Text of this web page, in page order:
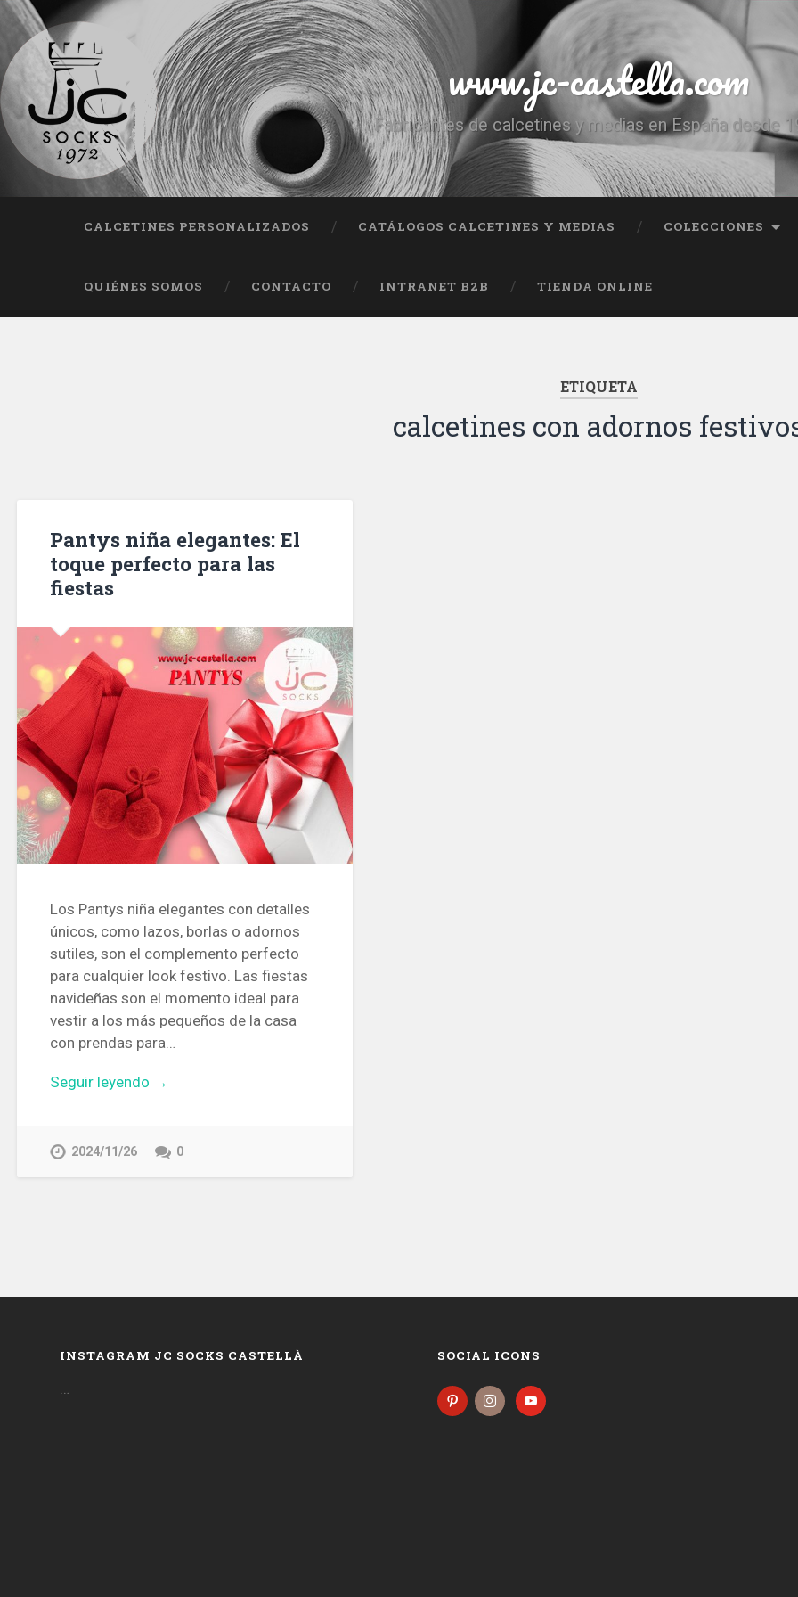
www.jc-castella.com
Fabricantes de calcetines y medias en España desde
CALCETINES PERSONALIZADOS CATÁLOGOS CALCETINES Y MEDIAS COLECCIONES
QUIÉNES SOMOS CONTACTO INTRANET B2B TIENDA ONLINE
ETIQUETA
calcetines con adornos
Pantys niña elegantes: El
toque perfecto para las
fiestas
Los Pantys niña elegantes con detalles
únicos, como lazos, borlas o adornos
sutiles, son el complemento perfecto
para cualquier look festivo. Las fiestas
navideñas son el momento ideal para
vestir a los más pequeños de la casa
con prendas para…
Seguir leyendo →
2024/11/26 0
INSTAGRAM JC SOCKS CASTELLÀ SOCIAL ICONS